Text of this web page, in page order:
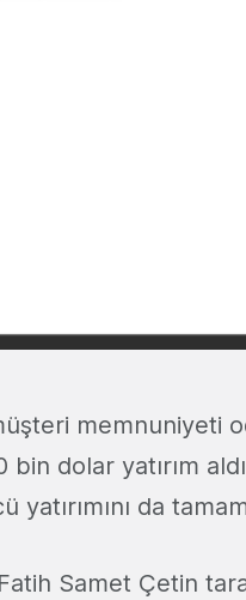
memnuniyeti
bin dolar yatırım
yatırımını da
Samet Çetin